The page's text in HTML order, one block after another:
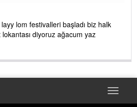
lom festivalleri başladı biz halk
diyoruz ağacum yaz
Toggle